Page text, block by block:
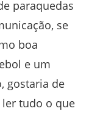
paraquedas
se
boa
e um
gostaria de
tudo o que